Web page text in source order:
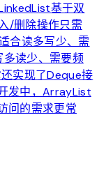
基于双
/删除操作只需
合读多写少、需
读少、需要频
实现了Deque接
发中，ArrayList
问的需求更常